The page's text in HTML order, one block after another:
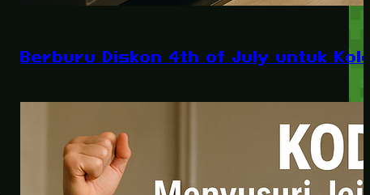
Berburu Diskon 4th of July untuk